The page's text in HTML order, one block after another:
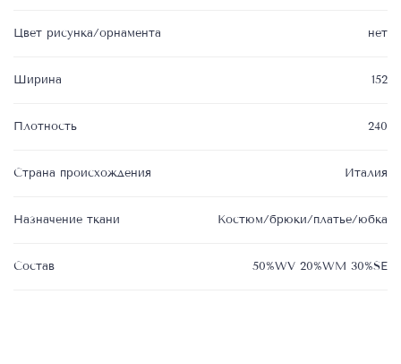
Цвет рисунка/орнамента нет
Ширина 152
Плотность 240
Страна происхождения Италия
Назначение ткани Костюм/брюки/платье/юбка
Состав 50%WV 20%WM 30%SE